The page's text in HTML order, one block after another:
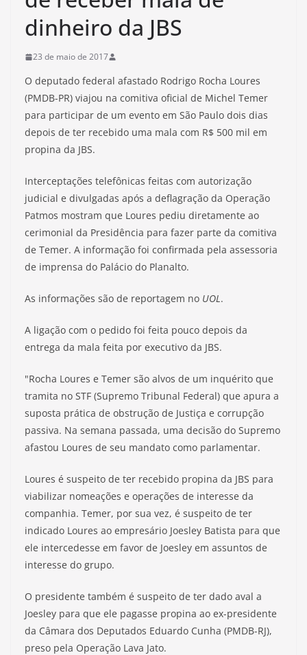
dinheiro da JBS
23 de maio de 2017
O deputado federal afastado Rodrigo Rocha Loures
(PMDB-PR) viajou na comitiva oficial de Michel Temer
para participar de um evento em São Paulo dois dias
depois de ter recebido uma mala com R$ 500 mil em
propina da JBS.
Interceptações telefônicas feitas com autorização
judicial e divulgadas após a deflagração da Operação
Patmos mostram que Loures pediu diretamente ao
cerimonial da Presidência para fazer parte da comitiva
de Temer. A informação foi confirmada pela assessoria
de imprensa do Palácio do Planalto.
As informações são de reportagem no UOL.
A ligação com o pedido foi feita pouco depois da
entrega da mala feita por executivo da JBS.
"Rocha Loures e Temer são alvos de um inquérito que
tramita no STF (Supremo Tribunal Federal) que apura a
suposta prática de obstrução de Justiça e corrupção
passiva. Na semana passada, uma decisão do Supremo
afastou Loures de seu mandato como parlamentar.
Loures é suspeito de ter recebido propina da JBS para
viabilizar nomeações e operações de interesse da
companhia. Temer, por sua vez, é suspeito de ter
indicado Loures ao empresário Joesley Batista para que
ele intercedesse em favor de Joesley em assuntos de
interesse do grupo.
O presidente também é suspeito de ter dado aval a
Joesley para que ele pagasse propina ao ex-presidente
da Câmara dos Deputados Eduardo Cunha (PMDB-RJ),
preso pela Operação Lava Jato.